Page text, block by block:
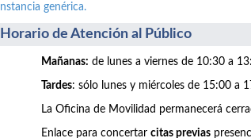
Instancia genérica.
Horario de Atención al Público
Mañanas: de lunes a viernes de 10:30 a
Tardes: sólo lunes y miércoles de 15:00 a
La Oficina de Movilidad permanecerá
Enlace para concertar citas previas